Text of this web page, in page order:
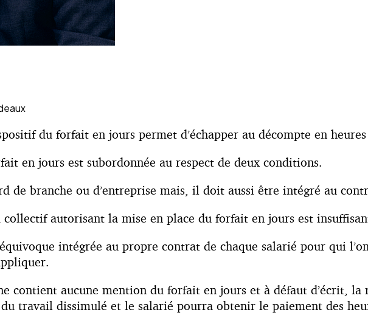
du forfait en jours permet d’échapper au décompte en
en jours est subordonnée au respect de deux conditions.
de branche ou d’entreprise mais, il doit aussi être intégré au
collectif autorisant la mise en place du forfait en jours est
intégrée au propre contrat de chaque salarié pour qui
contient aucune mention du forfait en jours et à défaut d’écrit, la
travail dissimulé et le salarié pourra obtenir le paiement des